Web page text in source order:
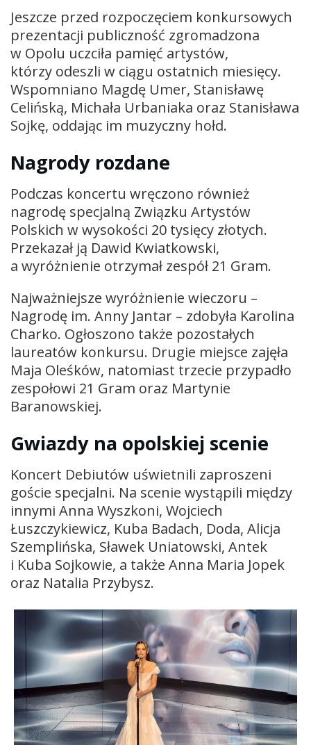
Jeszcze przed rozpoczęciem konkursowych
prezentacji publiczność zgromadzona
w Opolu uczciła pamięć artystów,
którzy odeszli w ciągu ostatnich miesięcy.
Wspomniano Magdę Umer, Stanisławę
Celińską, Michała Urbaniaka oraz Stanisława
Sojkę, oddając im muzyczny hołd.
Nagrody rozdane
Podczas koncertu wręczono również
nagrodę specjalną Związku Artystów
Polskich w wysokości 20 tysięcy złotych.
Przekazał ją Dawid Kwiatkowski,
a wyróżnienie otrzymał zespół 21 Gram.
Najważniejsze wyróżnienie wieczoru –
Nagrodę im. Anny Jantar – zdobyła Karolina
Charko. Ogłoszono także pozostałych
laureatów konkursu. Drugie miejsce zajęła
Maja Oleśków, natomiast trzecie przypadło
zespołowi 21 Gram oraz Martynie
Baranowskiej.
Gwiazdy na opolskiej scenie
Koncert Debiutów uświetnili zaproszeni
goście specjalni. Na scenie wystąpili między
innymi Anna Wyszkoni, Wojciech
Łuszczykiewicz, Kuba Badach, Doda, Alicja
Szemplińska, Sławek Uniatowski, Antek
i Kuba Sojkowie, a także Anna Maria Jopek
oraz Natalia Przybysz.